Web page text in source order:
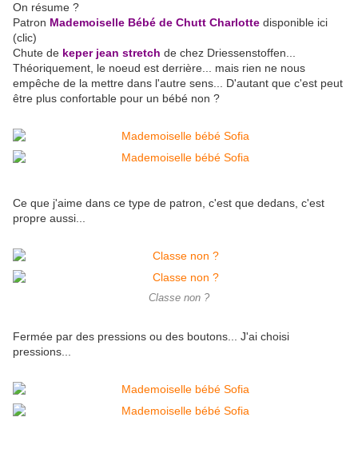
On résume ?
Patron Mademoiselle Bébé de Chutt Charlotte disponible ici
(clic)
Chute de keper jean stretch de chez Driessenstoffen...
Théoriquement, le noeud est derrière... mais rien ne nous
empêche de la mettre dans l'autre sens... D'autant que c'est peut
être plus confortable pour un bébé non ?
Ce que j'aime dans ce type de patron, c'est que dedans, c'est
propre aussi...
Classe non ?
Fermée par des pressions ou des boutons... J'ai choisi
pressions...